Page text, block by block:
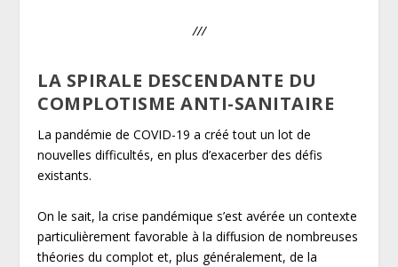
///
LA SPIRALE DESCENDANTE DU
COMPLOTISME ANTI-SANITAIRE
La pandémie de COVID-19 a créé tout un lot de
nouvelles difficultés, en plus d’exacerber des défis
existants.
On le sait, la crise pandémique s’est avérée un contexte
particulièrement favorable à la diffusion de nombreuses
théories du complot et, plus généralement, de la